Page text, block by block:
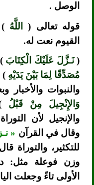
الوصل .
قوله تعالى (اللَّهُ
القيوم نعت له.
(نَـزَّلَ عَلَيْكَ الْكِتَابَ
مُصَدِّقًا لِمَا بَيْنَ يَدَيْهِ )
والنبوات والأخبار
وَالإِنْجِيلَ مِنْ قَبْلُ
والإنجيل لأن
وقال في القرآن «
للتكثير، والتوراة
وزن فوعلة مثل:
الأولى تاءً وجعلت